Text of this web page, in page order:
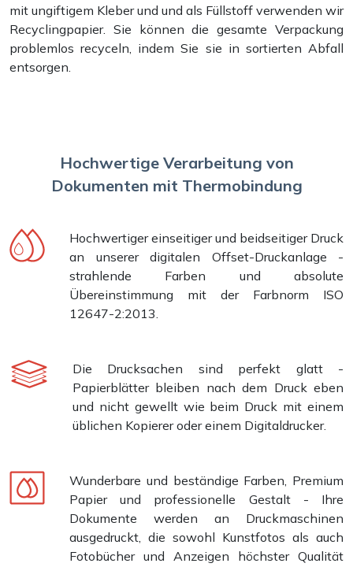
mit ungiftigem Kleber und und als Füllstoff verwenden wir
Recyclingpapier. Sie können die gesamte Verpackung
problemlos recyceln, indem Sie sie in sortierten Abfall
entsorgen.
Hochwertige Verarbeitung von
Dokumenten mit Thermobindung
Hochwertiger einseitiger und beidseitiger Druck
an unserer digitalen Offset-Druckanlage -
strahlende Farben und absolute
Übereinstimmung mit der Farbnorm ISO
12647-2:2013.
Die Drucksachen sind perfekt glatt -
Papierblätter bleiben nach dem Druck eben
und nicht gewellt wie beim Druck mit einem
üblichen Kopierer oder einem Digitaldrucker.
Wunderbare und beständige Farben, Premium
Papier und professionelle Gestalt - Ihre
Dokumente werden an Druckmaschinen
ausgedruckt, die sowohl Kunstfotos als auch
Fotobücher und Anzeigen höchster Qualität